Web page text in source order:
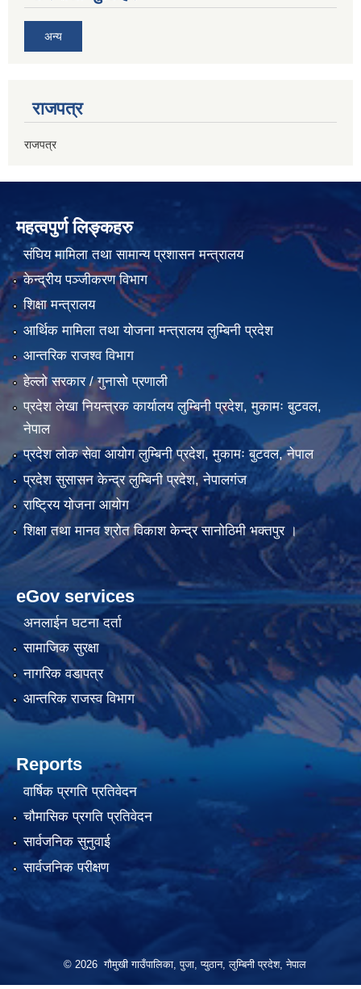
अन्य
राजपत्र
राजपत्र
महत्वपुर्ण लिङ्कहरु
संघिय मामिला तथा सामान्य प्रशासन मन्त्रालय
केन्द्रीय पञ्जीकरण विभाग
शिक्षा मन्त्रालय
आर्थिक मामिला तथा योजना मन्त्रालय लुम्बिनी प्रदेश
आन्तरिक राजश्व विभाग
हेल्लो सरकार / गुनासो प्रणाली
प्रदेश लेखा नियन्त्रक कार्यालय लुम्बिनी प्रदेश, मुकामः बुटवल,
नेपाल
प्रदेश लोक सेवा आयोग लुम्बिनी प्रदेश, मुकामः बुटवल, नेपाल
प्रदेश सुसासन केन्द्र लुम्बिनी प्रदेश, नेपालगंज
राष्ट्रिय योजना आयोग
शिक्षा तथा मानव श्रोत विकाश केन्द्र सानोठिमी भक्तपुर ।
eGov services
अनलाईन घटना दर्ता
सामाजिक सुरक्षा
नागरिक वडापत्र
आन्तरिक राजस्व विभाग
Reports
वार्षिक प्रगति प्रतिवेदन
चौमासिक प्रगति प्रतिवेदन
सार्वजनिक सुनुवाई
सार्वजनिक परीक्षण
© 2026 गौमुखी गाउँपालिका, पुजा, प्युठान, लुम्बिनी प्रदेश, नेपाल